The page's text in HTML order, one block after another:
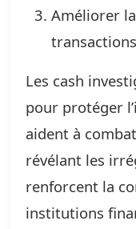
Améliorer
Les cash
pour protéger
aident à
révélant les
renforcent la
institutions